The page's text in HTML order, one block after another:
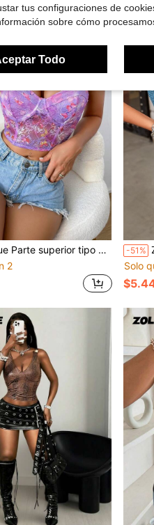
camiseta sin mangas de mujer con estampado de mariposas y encaje para el verano
2
-51%
Solo
tus configuraciones de
sobre cómo
Todo